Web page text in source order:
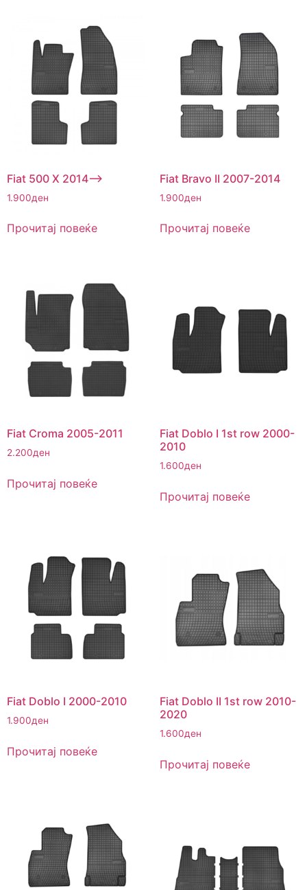
Fiat 500 X 2014–>
1.900ден
Прочитај повеќе
Fiat Bravo II 2007-2014
1.900ден
Прочитај повеќе
Fiat Croma 2005-2011
2.200ден
Прочитај повеќе
Fiat Doblo I 1st row 2000-
2010
1.600ден
Прочитај повеќе
Fiat Doblo I 2000-2010
1.900ден
Прочитај повеќе
Fiat Doblo II 1st row 2010-
2020
1.600ден
Прочитај повеќе